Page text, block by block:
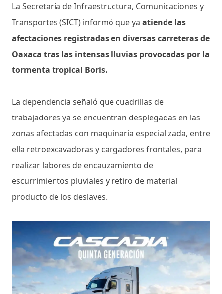
La Secretaría de Infraestructura, Comunicaciones y
Transportes (SICT) informó que ya atiende las
afectaciones registradas en diversas carreteras de
Oaxaca tras las intensas lluvias provocadas por la
tormenta tropical Boris.
La dependencia señaló que cuadrillas de
trabajadores ya se encuentran desplegadas en las
zonas afectadas con maquinaria especializada, entre
ella retroexcavadoras y cargadores frontales, para
realizar labores de encauzamiento de
escurrimientos pluviales y retiro de material
producto de los deslaves.